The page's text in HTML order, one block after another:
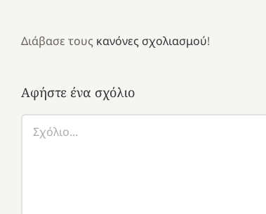
Διάβασε τους κανόνες σχολιασμού!
Αφήστε ένα σχόλιο